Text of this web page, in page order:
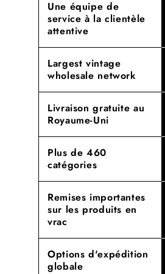
s'agit de
réparant,
un rôle
vintage ou
enracinées,
article que
strictes, ce
vente en
notre
qualité
Une équipe de
service à la clientèle
attentive
Largest vintage
wholesale network
Livraison gratuite au
Royaume-Uni
Plus de 460
catégories
Remises importantes
sur les produits en
vrac
Options d'expédition
globale